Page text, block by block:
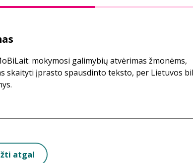
mokymosi galimybių atvėrimas žmonėms,
skaityti įprasto spausdinto teksto, per Lietuvos
atgal